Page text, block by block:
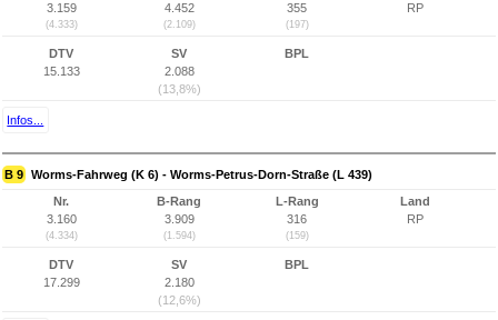
3.159
(4.333)
4.452
(2.109)
355
(197)
RP
DTV
15.133
SV
2.088
(13,8%)
BPL
Infos...
B 9 Worms-Fahrweg (K 6) - Worms-Petrus-Dorn-Straße (L 439)
Nr.
3.160
(4.334)
B-Rang
3.909
(1.594)
L-Rang
316
(159)
Land
RP
DTV
17.299
SV
2.180
(12,6%)
BPL